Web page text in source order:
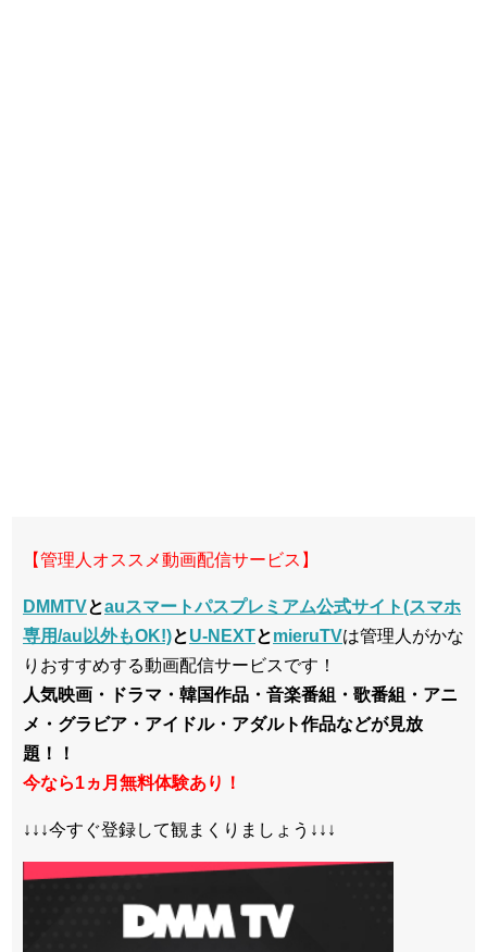
【管理人オススメ動画配信サービス】
DMMTVとauスマートパスプレミアム公式サイト(スマホ
専用/au以外もOK!)とU-NEXTとmieruTVは管理人がかな
りおすすめする動画配信サービスです！
人気映画・ドラマ・韓国作品・音楽番組・歌番組・アニ
メ・グラビア・アイドル・アダルト作品などが見放
題！！
今なら1ヵ月無料体験あり！
↓↓↓今すぐ登録して観まくりましょう↓↓↓